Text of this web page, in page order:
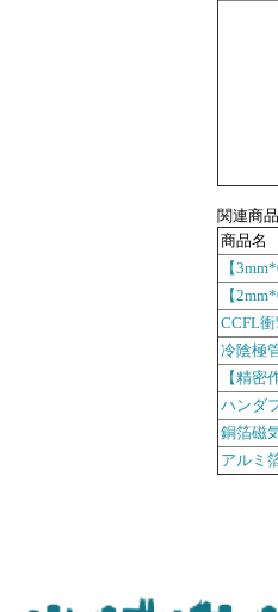
関連商品
商品名
【
【
CCFL
冷陰極
【精密
ハンダ
銅箔磁
アルミ